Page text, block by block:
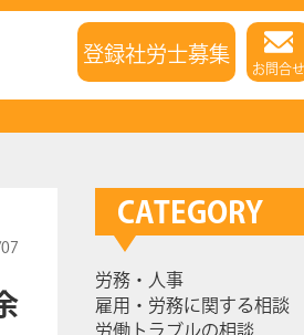
登録社労士募集 お問合せ
CATEGORY
労務・人事
雇用・労務に関する相談